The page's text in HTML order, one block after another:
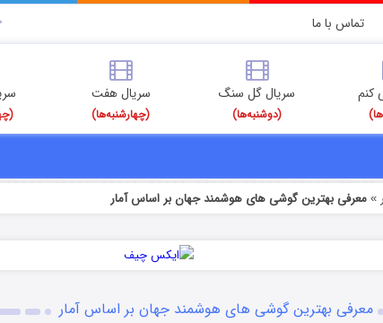
تماس با ما
کنم سریال گل سنگ
(دوشنبه‌ها)
سریال هفت
(چهارشنبه‌ها)
» معرفی بهترین گوشی های هوشمند جهان بر اساس آمار
معرفی بهترین گوشی های هوشمند جهان بر اساس آمار